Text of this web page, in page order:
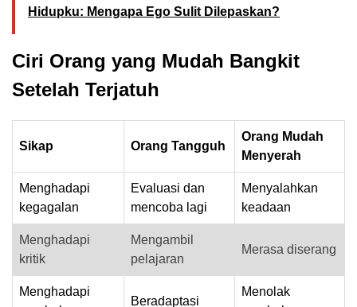
Hidupku: Mengapa Ego Sulit Dilepaskan?
Ciri Orang yang Mudah Bangkit
Setelah Terjatuh
Sikap Orang Tangguh
Orang Mudah
Menyerah
Menghadapi
kegagalan
Evaluasi dan
mencoba lagi
Menyalahkan
keadaan
Menghadapi
kritik
Mengambil
pelajaran
Merasa diserang
Menghadapi
Beradaptasi
Menolak